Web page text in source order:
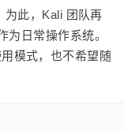
为此，Kali 团队再
为日常操作系统。
模式，也不希望随